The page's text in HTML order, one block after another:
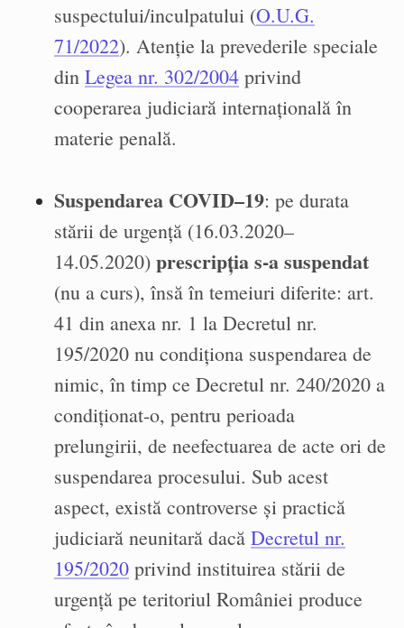
suspectului/inculpatului (O.U.G.
71/2022). Atenție la prevederile speciale
din Legea nr. 302/2004 privind
cooperarea judiciară internațională în
materie penală.
Suspendarea COVID–19: pe durata
stării de urgență (16.03.2020–
14.05.2020) prescripția s-a suspendat
(nu a curs), însă în temeiuri diferite: art.
41 din anexa nr. 1 la Decretul nr.
195/2020 nu condiționa suspendarea de
nimic, în timp ce Decretul nr. 240/2020 a
condiționat-o, pentru perioada
prelungirii, de neefectuarea de acte ori de
suspendarea procesului. Sub acest
aspect, există controverse și practică
judiciară neunitară dacă Decretul nr.
195/2020 privind instituirea stării de
urgență pe teritoriul României produce